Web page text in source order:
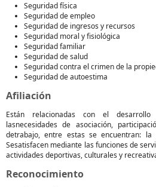
Seguridad física
Seguridad de empleo
Seguridad de ingresos y recursos
Seguridad moral y fisiológica
Seguridad familiar
Seguridad de salud
Seguridad contra el crimen de la
Seguridad de autoestima
Afiliación
Están relacionadas con el
lasnecesidades de asociación,
detrabajo, entre estas se encuentran:
Sesatisfacen mediante las funciones de
actividades deportivas, culturales y
Reconocimiento